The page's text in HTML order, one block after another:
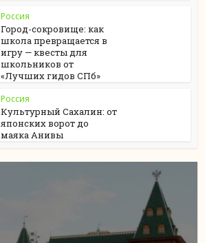
Россия
Город-сокровище: как
школа превращается в
игру — квесты для
школьников от
«Лучших гидов СПб»
Россия
Культурный Сахалин: от
японских ворот до
маяка Анивы